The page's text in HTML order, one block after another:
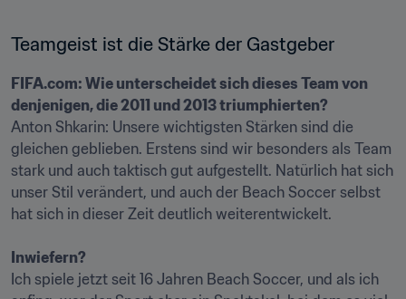
Teamgeist ist die Stärke der Gastgeber
FIFA.com: Wie unterscheidet sich dieses Team von
denjenigen, die 2011 und 2013 triumphierten?
Anton Shkarin: Unsere wichtigsten Stärken sind die
gleichen geblieben. Erstens sind wir besonders als Team
stark und auch taktisch gut aufgestellt. Natürlich hat sich
unser Stil verändert, und auch der Beach Soccer selbst
hat sich in dieser Zeit deutlich weiterentwickelt.
Inwiefern?
Ich spiele jetzt seit 16 Jahren Beach Soccer, und als ich